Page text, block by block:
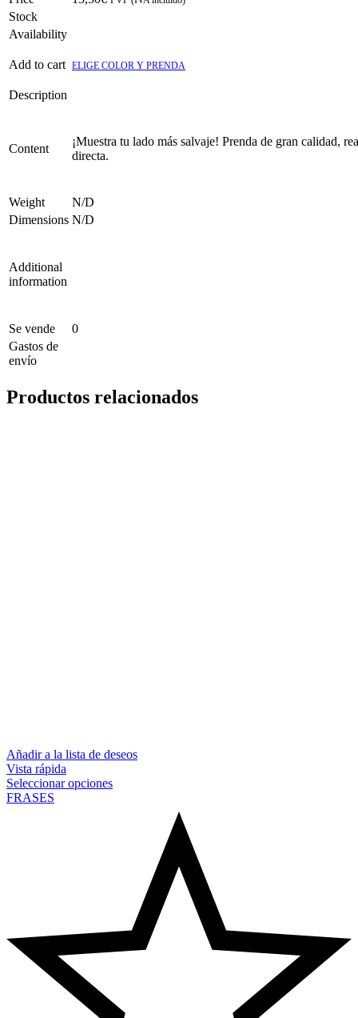
Stock
Availability
Add to cart ELIGE COLOR Y PRENDA
Description
Content
¡Muestra tu lado más salvaje! Prenda de gran calidad,
directa.
Weight
N/D
Dimensions N/D
Additional
information
Se vende
0
Gastos de
envío
Productos relacionados
Añadir a la lista de deseos
Vista rápida
Seleccionar opciones
FRASES